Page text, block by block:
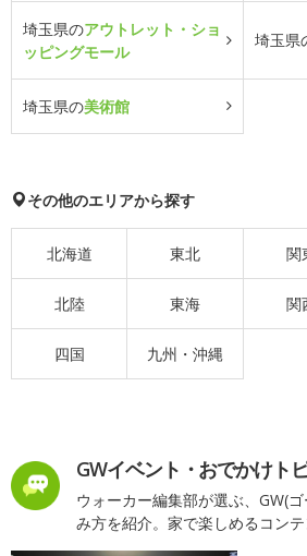
埼玉県のアウトレット・ショ
ッピングモール
埼玉県
埼玉県の美術館
その他のエリアから探す
北海道 東北 関
北陸 東海 関
四国 九州・沖縄
GWイベント・おでかけト
ウォーカー編集部が選ぶ、GW(
み方を紹介。家で楽しめるコンテ